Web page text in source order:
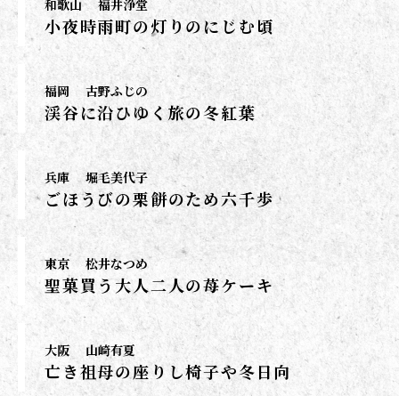
和歌山 福井浄堂
小夜時雨町の灯りのにじむ頃
福岡 古野ふじの
渓谷に沿ひゆく旅の冬紅葉
兵庫 堀毛美代子
ごほうびの栗餅のため六千歩
東京 松井なつめ
聖菓買う大人二人の苺ケーキ
大阪 山崎有夏
亡き祖母の座りし椅子や冬日向